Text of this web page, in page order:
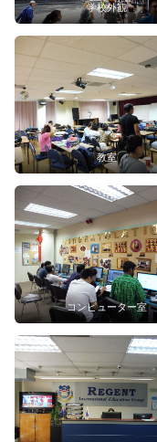
学校外観
教室
コンピューター室